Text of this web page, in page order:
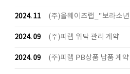
2024. 11 (주)올웨이즈랩_"보라소
2024. 09 (주)피랩 위탁 관리 계약
2024. 09 (주)피랩 PB상품 납품 계약